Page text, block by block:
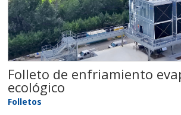
Folleto de enfriamiento
ecológico
Folletos